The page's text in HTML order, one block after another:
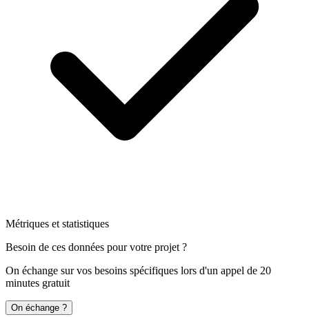
Métriques et statistiques
Besoin de ces données pour votre projet ?
On échange sur vos besoins spécifiques lors d'un appel de 20
minutes gratuit
On échange ?